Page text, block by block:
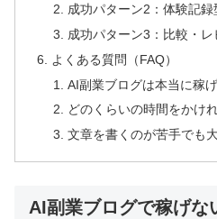
成功パターン2：体験記録
成功パターン3：比較・
よくある質問（FAQ）
AI副業ブログは本当に稼
どのくらいの時間をかけ
文章を書くのが苦手でも
AI副業ブログで稼げな